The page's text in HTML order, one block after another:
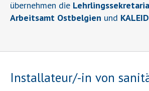
übernehmen die
Arbeitsamt Ostbelgien und
Installateur/-in von